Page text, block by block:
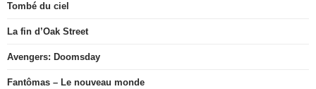
Tombé du ciel
La fin d’Oak Street
Avengers: Doomsday
Fantômas – Le nouveau monde